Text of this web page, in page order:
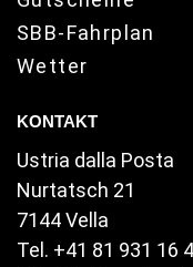
SBB-Fahrplan
Wetter
KONTAKT
Ustria dalla Posta
Nurtatsch 21
7144 Vella
Tel. +41 81 931 16